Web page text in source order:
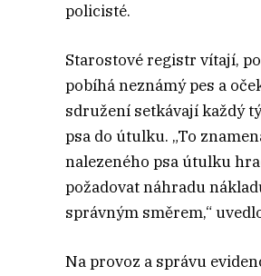
policisté.
Starostové registr vítají,
pobíhá neznámý pes a
sdružení setkávají každý
psa do útulku. „To
nalezeného psa útulku
požadovat náhradu
správným směrem,“
Na provoz a správu